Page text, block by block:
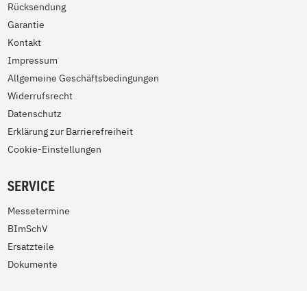
Rücksendung
Garantie
Kontakt
Impressum
Allgemeine Geschäftsbedingungen
Widerrufsrecht
Datenschutz
Erklärung zur Barrierefreiheit
Cookie-Einstellungen
SERVICE
Messetermine
BImSchV
Ersatzteile
Dokumente